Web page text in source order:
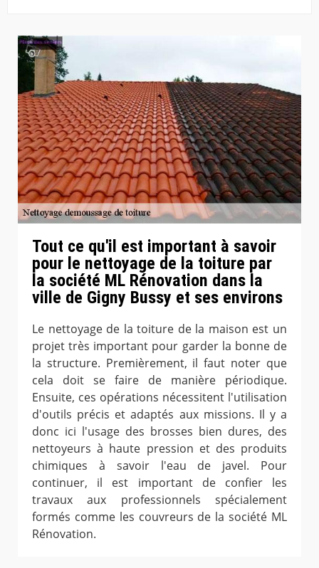
Tout ce qu'il est important à savoir
pour le nettoyage de la toiture par
la société ML Rénovation dans la
ville de Gigny Bussy et ses environs
Le nettoyage de la toiture de la maison est un
projet très important pour garder la bonne de
la structure. Premièrement, il faut noter que
cela doit se faire de manière périodique.
Ensuite, ces opérations nécessitent l'utilisation
d'outils précis et adaptés aux missions. Il y a
donc ici l'usage des brosses bien dures, des
nettoyeurs à haute pression et des produits
chimiques à savoir l'eau de javel. Pour
continuer, il est important de confier les
travaux aux professionnels spécialement
formés comme les couvreurs de la société ML
Rénovation.